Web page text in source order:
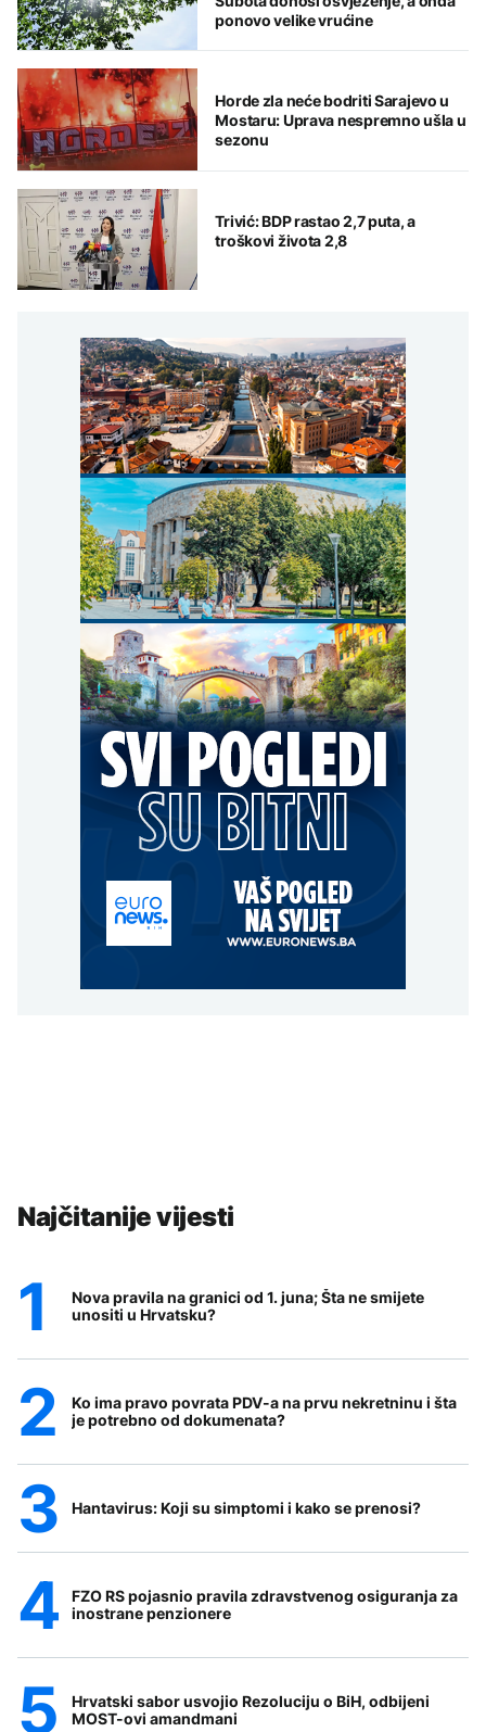
ponovo velike vrućine
Horde zla neće bodriti Sarajevo u
Mostaru: Uprava nespremno ušla u
sezonu
Trivić: BDP rastao 2,7 puta, a
troškovi života 2,8
Najčitanije vijesti
Nova pravila na granici od 1. juna; Šta ne smijete
unositi u Hrvatsku?
Ko ima pravo povrata PDV-a na prvu nekretninu i šta
je potrebno od dokumenata?
Hantavirus: Koji su simptomi i kako se prenosi?
FZO RS pojasnio pravila zdravstvenog osiguranja za
inostrane penzionere
Hrvatski sabor usvojio Rezoluciju o BiH, odbijeni
MOST-ovi amandmani